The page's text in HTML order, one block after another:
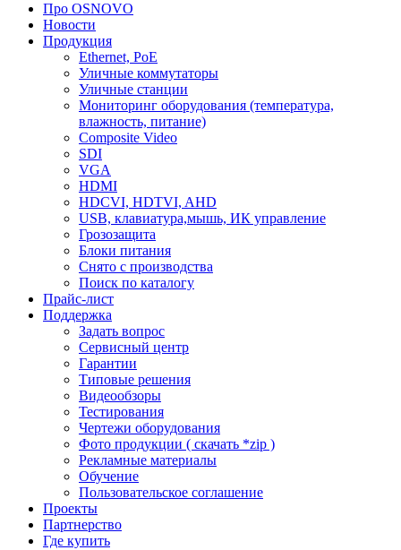
Про OSNOVO
Новости
Продукция
Ethernet, PoE
Уличные коммутаторы
Уличные станции
Мониторинг оборудования (температура,
влажность, питание)
Composite Video
SDI
VGA
HDMI
HDCVI, HDTVI, AHD
USB, клавиатура,мышь, ИК управление
Грозозащита
Блоки питания
Снято с производства
Поиск по каталогу
Прайс-лист
Поддержка
Задать вопрос
Сервисный центр
Гарантии
Типовые решения
Видеообзоры
Тестирования
Чертежи оборудования
Фото продукции ( скачать *zip )
Рекламные материалы
Обучение
Пользовательское соглашение
Проекты
Партнерство
Где купить